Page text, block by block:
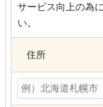
サービス向上の為
い。
住所